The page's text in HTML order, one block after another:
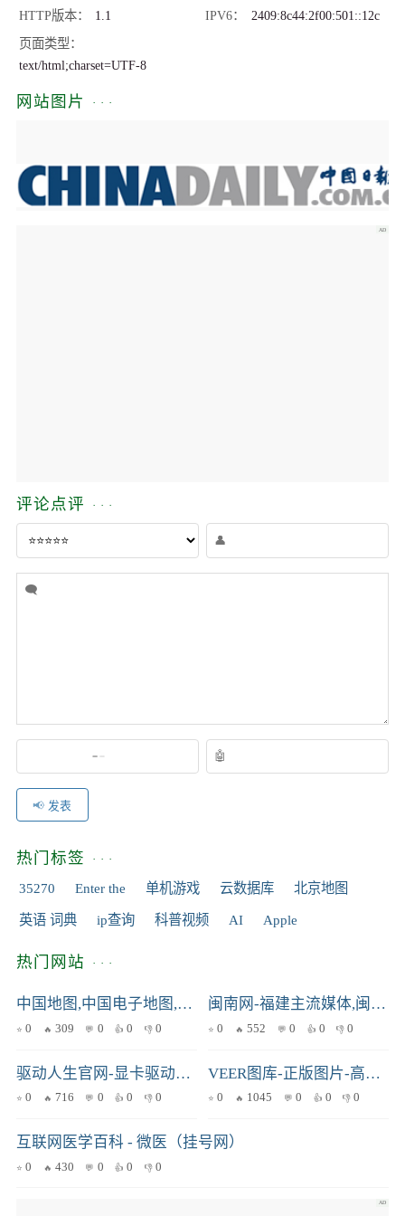
HTTP版本 1.1 IPV6
2409:8c44:2f00:501::12c
页面类型
text/html;charset=UTF-8
网站图片
评论点评
发表
热门标签
35270 Enter the 单机游戏 云数据库 北京地图
英语 词典 ip查询 科普视频 AI Apple
热门网站
中国地图,中国电子地图,中国街景地图,中国旅游地图,中国卫星地图(2023年9月新版)-城市吧
0 309 0 0 0
闽南网-福建主流媒体,闽南门户网站
0 552 0 0 0
驱动人生官网-显卡驱动_打印机驱动_网卡驱动_声卡驱动等驱动程序下载及检测平台
0 716 0 0 0
VEER图库-正版图片-高清视频-商业素材
0 1045 0 0 0
互联网医学百科 - 微医（挂号网）
0 430 0 0 0